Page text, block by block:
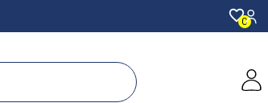
favorite_border0